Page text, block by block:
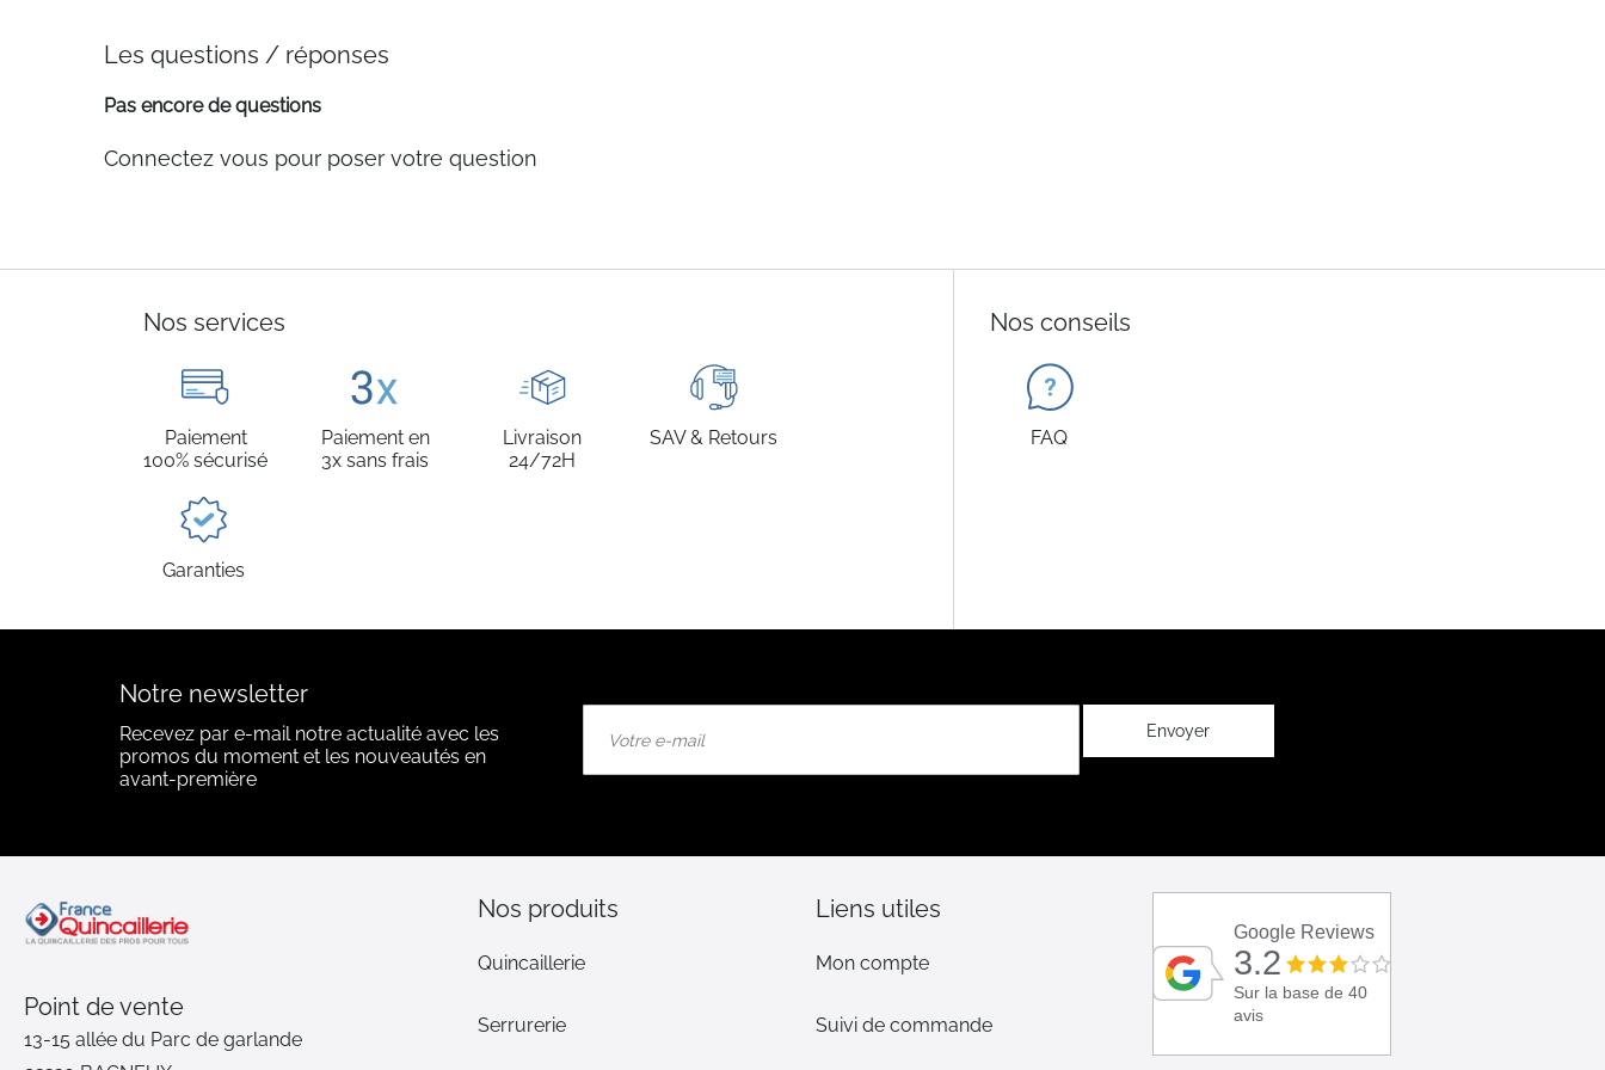
Les questions / réponses
Pas encore de questions
Connectez vous pour poser votre question
Nos services
Paiement
100% sécurisé
Paiement en
3x sans frais
Livraison
24/72H
SAV & Retours
Garanties
Nos conseils
FAQ
Notre newsletter
Recevez par e-mail notre actualité avec les
promos du moment et les nouveautés en
avant-première
notre
:
Envoyer
Point de vente
13-15 allée du Parc de garlande
Nos produits
Quincaillerie
Serrurerie
Liens utiles
Mon compte
Suivi de commande
Google Reviews
3.2
Sur la base de 40
avis